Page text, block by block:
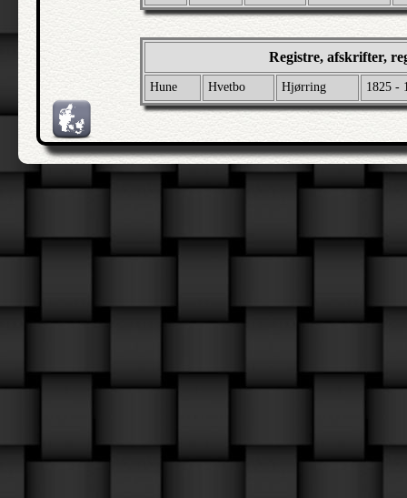
Registre, afskrifter,
Hune Hvetbo Hjørring 1825 -